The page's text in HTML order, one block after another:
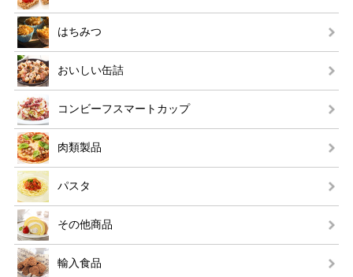
はちみつ
おいしい缶詰
コンビーフスマートカップ
肉類製品
パスタ
その他商品
輸入食品